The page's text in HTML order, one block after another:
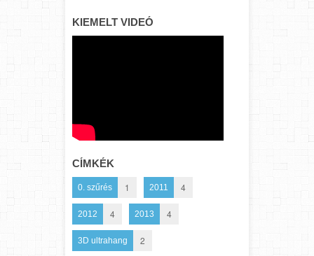
KIEMELT VIDEÓ
CÍMKÉK
0. szűrés 1 2011 4
2012 4 2013 4
3D ultrahang 2